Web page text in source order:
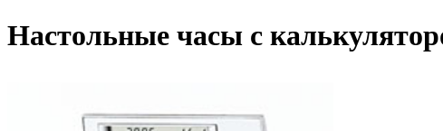
Настольные часы с